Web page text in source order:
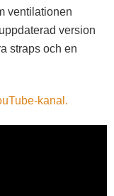
ventilationen
version
straps och en
kanal.